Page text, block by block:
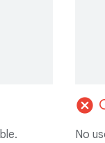
cancel
No